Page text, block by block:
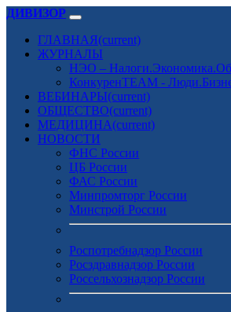
ДИВИЗОР
ГЛАВНАЯ(current)
ЖУРНАЛЫ
НЭО –
КонкуренTEAM -
ВЕБИНАРЫ(current)
ОБЩЕСТВО(current)
МЕДИЦИНА(current)
НОВОСТИ
ФНС России
ЦБ России
ФАС России
Минпромторг России
Минстрой России
Роспотребнадзор России
Росздравнадзор России
Россельхознадзор России